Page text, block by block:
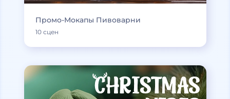
Промо-Мокапы Пивоварни
10 сцен